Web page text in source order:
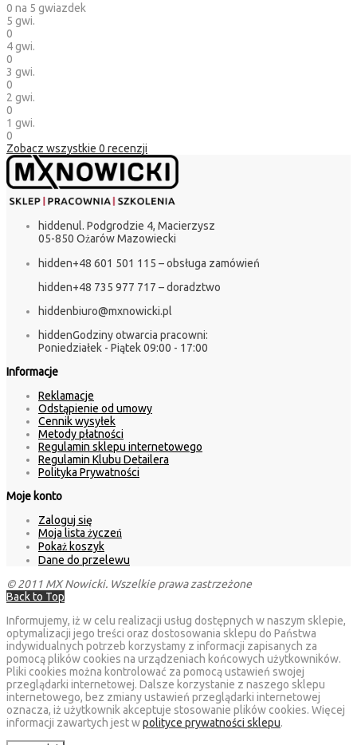
0 na 5 gwiazdek
5 gwi.
0
4 gwi.
0
3 gwi.
0
2 gwi.
0
1 gwi.
0
Zobacz wszystkie 0 recenzji
hiddenul. Podgrodzie 4, Macierzysz
05-850 Ożarów Mazowiecki
hidden+48 601 501 115 – obsługa zamówień
hidden+48 735 977 717 – doradztwo
hiddenbiuro@mxnowicki.pl
hiddenGodziny otwarcia pracowni:
Poniedziałek - Piątek 09:00 - 17:00
Informacje
Reklamacje
Odstąpienie od umowy
Cennik wysyłek
Metody płatności
Regulamin sklepu internetowego
Regulamin Klubu Detailera
Polityka Prywatności
Moje konto
Zaloguj się
Moja lista życzeń
Pokaż koszyk
Dane do przelewu
© 2011 MX Nowicki. Wszelkie prawa zastrzeżone
Back to Top
Informujemy, iż w celu realizacji usług dostępnych w naszym sklepie,
optymalizacji jego treści oraz dostosowania sklepu do Państwa
indywidualnych potrzeb korzystamy z informacji zapisanych za
pomocą plików cookies na urządzeniach końcowych użytkowników.
Pliki cookies można kontrolować za pomocą ustawień swojej
przeglądarki internetowej. Dalsze korzystanie z naszego sklepu
internetowego, bez zmiany ustawień przeglądarki internetowej
oznacza, iż użytkownik akceptuje stosowanie plików cookies. Więcej
informacji zawartych jest wpolityce prywatności sklepu.